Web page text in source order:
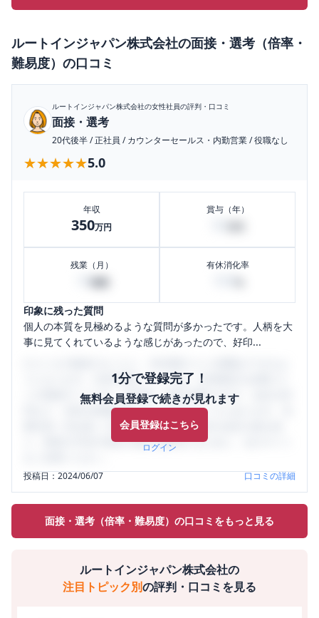
ルートインジャパン株式会社の面接・選考（倍率・
難易度） の口コミ
ルートインジャパン株式会社の女性社員の評判・口コミ
面接・選考
20代後半/正社員 /カウンターセールス・内勤営業/役職なし
★★★★★
★★★★★5.0
年収
350万円
賞与（年）
残業（月） 有休消化率
印象に残った質問
個人の本質を見極めるような質問が多かったです。人柄を大
事に見てくれているような感じがあったので、好印...
1分で登録完了！
無料会員登録で続きが見れます
会員登録はこちら
ログイン
うになります。SHEHUB(シーハブ)は、女性限定の企業口コ
ミの投稿サイトです。給与面・女性の働きやすさ・会社の評
判など、女性の転職は気にすべき点がたくさんあります。先
輩社員（元社員）の口コミを通して、本当の会社の姿を知
り、将来の不安や現在の悩みを解消するために、ぜひサイト
投稿日：2024/06/07 口コミの詳細
面接・選考（倍率・難易度）の口コミをもっと見る
ルートインジャパン株式会社の
注目トピック別の評判・口コミを見る